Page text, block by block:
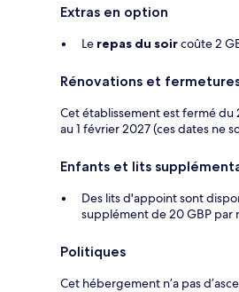
Extras en option
Le repas du soircoûte 2
Rénovations et
Cet établissement est fermé du
au 1 février 2027 (ces dates ne
Enfants et lits
Des lits d'appoint sont
supplément de 20 GBP par
Politiques
Cet hébergement n’a pas